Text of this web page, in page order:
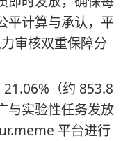
平计算与承认，平
审核双重保障分
（约 853.8
与实验性任务发放
平台进行